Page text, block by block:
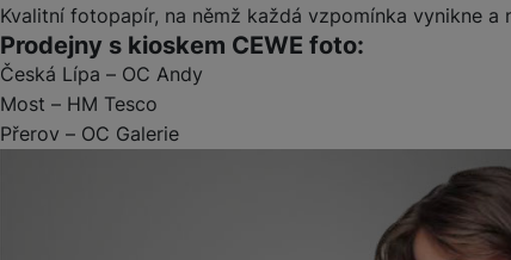
Herní zóna
Kvalitní fotopapír, na němž každá vzpomínka vynikne a
Prodejny s kioskem CEWE foto:
Česká Lípa – OC Andy
Most – HM Tesco
Přerov – OC Galerie